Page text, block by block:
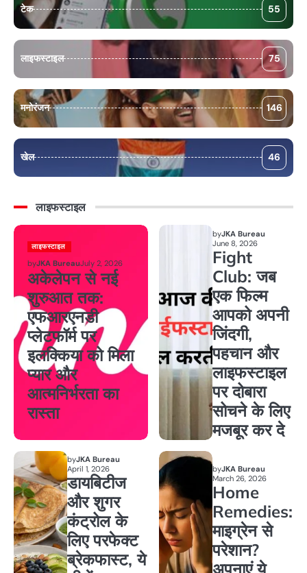
टेक 55
लाइफस्टाइल 75
मनोरंजन 146
खेल 46
लाइफस्टाइल
लाइफस्टाइल
byJKA BureauJuly 2, 2026
अकेलेपन से नई
शुरुआत तक:
एफआरएनडी
प्लेटफॉर्म पर
इलक्किया को मिला
प्यार और
आत्मनिर्भरता का
रास्ता
byJKA Bureau
June 8, 2026
Fight
Club: जब
एक फिल्म
आपको अपनी
जिंदगी,
पहचान और
लाइफस्टाइल
पर दोबारा
सोचने के लिए
मजबूर कर दे
byJKA Bureau
April 1, 2026
डायबिटीज
और शुगर
कंट्रोल के
लिए परफेक्ट
ब्रेकफास्ट, ये
byJKA Bureau
March 26, 2026
Home
Remedies:
माइग्रेन से
परेशान?
अपनाएं ये